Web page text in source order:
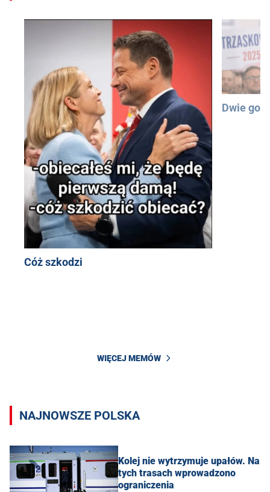
Cóż szkodzi
Dwie
WIĘCEJ MEMÓW
NAJNOWSZE POLSKA
Kolej nie wytrzymuje upałów. Na
tych trasach wprowadzono
ograniczenia